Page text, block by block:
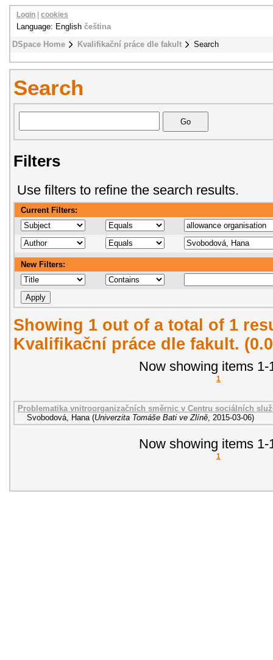
DSpace Home Kvalifikační práce dle fakult Search
Login cookies
Language: English čeština
Search
Filters
Use filters to refine the search results.
Current Filters:
New Filters:
Showing 1 out of a total of 1
Kvalifikační práce dle fakult.
Now showing items 1-
1
Problematika vnitroorganizačních směrnic v Centru sociálních
Svobodová, Hana (Univerzita Tomáše Bati ve Zlíně, 2015-03-06)
Now showing items 1-
1